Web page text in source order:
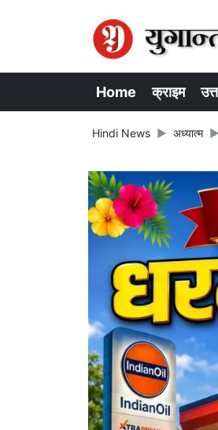
Home क्राइम
Hindi News अध्यात्म